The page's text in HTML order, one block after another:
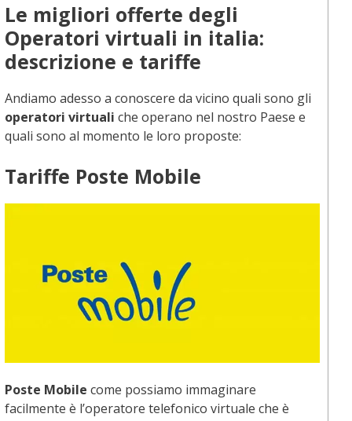
Le migliori offerte degli
Operatori virtuali in italia:
descrizione e tariffe
Andiamo adesso a conoscere da vicino quali sono gli
operatori virtuali che operano nel nostro Paese e
quali sono al momento le loro proposte:
Tariffe Poste Mobile
Poste Mobile come possiamo immaginare
facilmente è l’operatore telefonico virtuale che è